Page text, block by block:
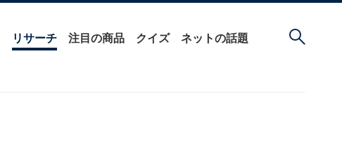
リサーチ 注目の商品 クイズ ネットの話題